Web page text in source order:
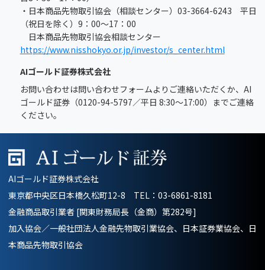
・日本商品先物取引協会（相談センター）03-3664-6243 平日
（祝日を除く）9：00～17：00
日本商品先物取引協会相談センター
https://www.nisshokyo.or.jp/investor/s_center.html
AIゴールド証券株式会社
お問い合わせは問い合わせフォームよりご連絡いただくか、AI
ゴールド証券（0120-94-5797／平日 8:30～17:00）までご連絡
ください。
AIゴールド証券株式会社
東京都中央区日本橋久松町12-8 TEL： 03-6861-8181
金融商品取引業者 [関東財務局長（金商）第282号]
加入協会／一般社団法人金融先物取引業協会、日本証券業協会、日
本商品先物取引協会